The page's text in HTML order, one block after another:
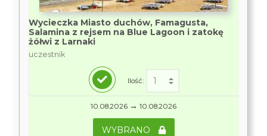
Wycieczka Miasto duchów, Famagusta,
Salamina z rejsem na Blue Lagoon i zatokę
żółwi z Larnaki
uczestnik
Ilość:
10.08.2026 → 10.08.2026
WYBRANO